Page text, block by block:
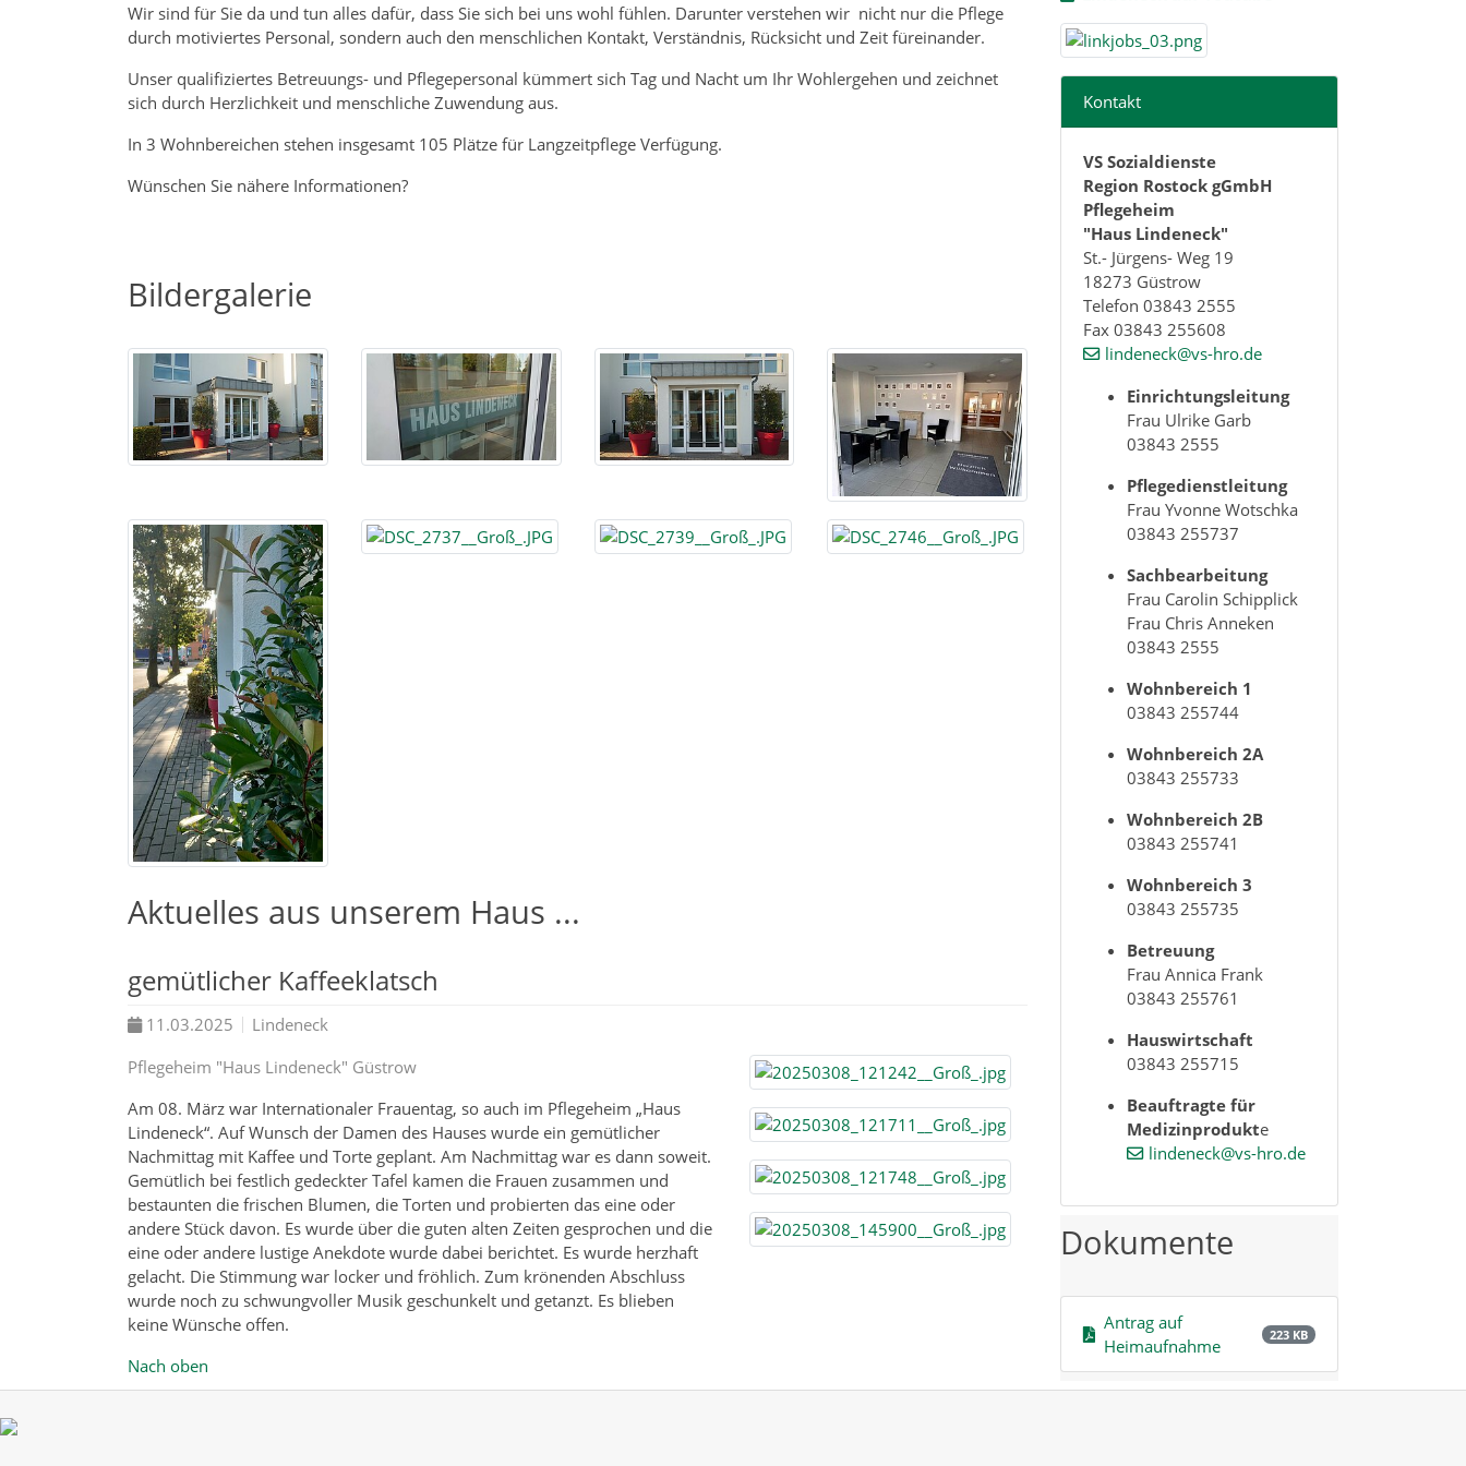
Wir sind für Sie da und tun alles dafür, dass Sie sich bei uns wohl fühlen. Darunter verstehen wir nicht nur die Pflege
durch motiviertes Personal, sondern auch den menschlichen Kontakt, Verständnis, Rücksicht und Zeit füreinander.
Unser qualifiziertes Betreuungs- und Pflegepersonal kümmert sich Tag und Nacht um Ihr Wohlergehen und zeichnet
sich durch Herzlichkeit und menschliche Zuwendung aus.
In 3 Wohnbereichen stehen insgesamt 105 Plätze für Langzeitpflege Verfügung.
Wünschen Sie nähere Informationen?
Bildergalerie
Aktuelles aus unserem Haus ...
gemütlicher Kaffeeklatsch
11.03.2025
Lindeneck
Pflegeheim "Haus Lindeneck" Güstrow
Am 08. März war Internationaler Frauentag, so auch im Pflegeheim „Haus
Lindeneck“. Auf Wunsch der Damen des Hauses wurde ein gemütlicher
Nachmittag mit Kaffee und Torte geplant. Am Nachmittag war es dann soweit.
Gemütlich bei festlich gedeckter Tafel kamen die Frauen zusammen und
bestaunten die frischen Blumen, die Torten und probierten das eine oder
andere Stück davon. Es wurde über die guten alten Zeiten gesprochen und die
eine oder andere lustige Anekdote wurde dabei berichtet. Es wurde herzhaft
gelacht. Die Stimmung war locker und fröhlich. Zum krönenden Abschluss
wurde noch zu schwungvoller Musik geschunkelt und getanzt. Es blieben
keine Wünsche offen.
Nach oben
Kontakt
VS Sozialdienste
Region Rostock gGmbH
Pflegeheim
"Haus Lindeneck"
St.- Jürgens- Weg 19
18273 Güstrow
Telefon 03843 2555
Fax 03843 255608
lindeneck@vs-hro.de
Einrichtungsleitung
Frau Ulrike Garb
03843 2555
Pflegedienstleitung
Frau Yvonne Wotschka
03843 255737
Sachbearbeitung
Frau Carolin Schipplick
Frau Chris Anneken
03843 2555
Wohnbereich 1
03843 255744
Wohnbereich 2A
03843 255733
Wohnbereich 2B
03843 255741
Wohnbereich 3
03843 255735
Betreuung
Frau Annica Frank
03843 255761
Hauswirtschaft
03843 255715
Beauftragte für
Medizinprodukte
lindeneck@vs-hro.de
Dokumente
Antrag auf
Heimaufnahme
223 KB